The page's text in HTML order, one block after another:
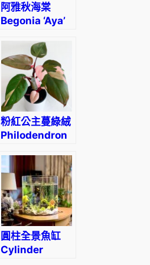
阿雅秋海棠
Begonia ‘Aya’
粉紅公主蔓綠絨
Philodendron
圓柱全景魚缸
Cylinder